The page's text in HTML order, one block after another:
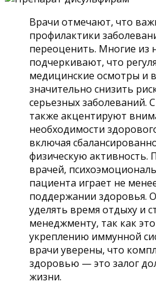
Врачи отмечают, что
профилактики
переоценить. Многие из
подчеркивают, что
медицинские осмотры и
значительно снизить
серьезных заболеваний.
также акцентируют
необходимости
включая
физическую активность.
врачей,
пациента играет не
поддержании здоровья.
уделять время отдыху и
менеджменту, так как это
укреплению иммунной
врачи уверены, что
здоровью — это залог
жизни.